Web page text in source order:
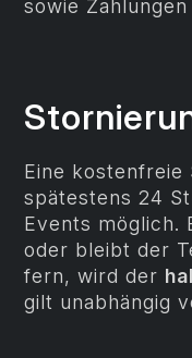
sowie
Eine kostenfreie
spätestens 24
Events möglich.
oder bleibt der
fern, wird der
gilt unabhängig